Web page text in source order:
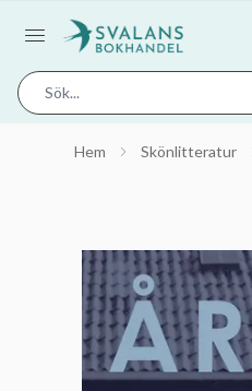
Hem Skönlitteratur